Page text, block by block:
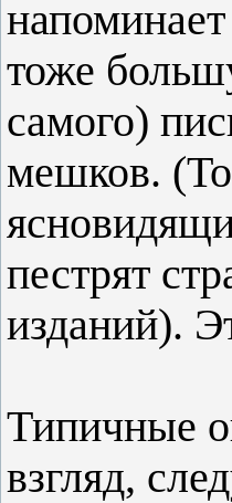
тоже
самого)
мешков.
пестрят
изданий).
Типичные
взгляд,